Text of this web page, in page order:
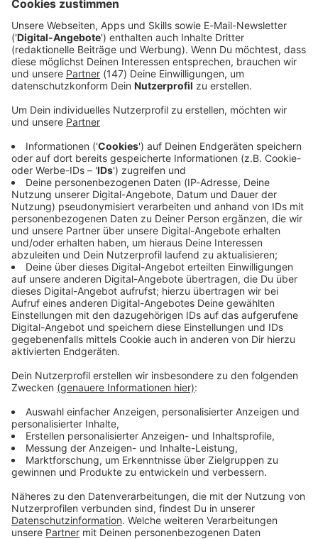
er.
Immer auf dem Laufenden
bleiben!
Verpass' nichts mehr - mit unserem kostenlosen
ANTENNE BAYERN Newsletter. Ob Nachrichten,
Lifestyle oder unsere neuesten Aktionen - wir
informieren dich.
Zum Newsletter anmelden